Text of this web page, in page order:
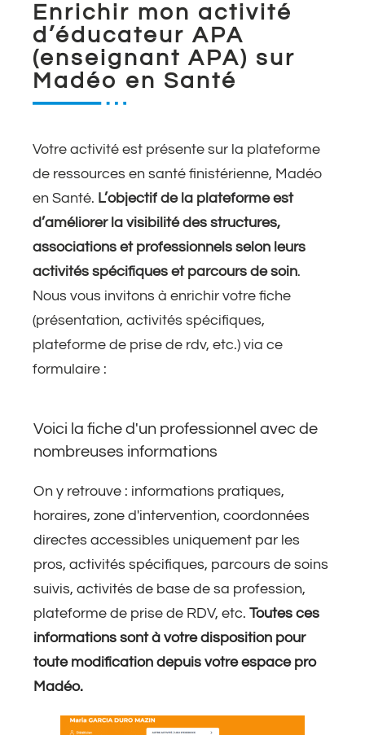
Enrichir mon activité
d’éducateur APA
(enseignant APA) sur
Madéo en Santé
Votre activité est présente sur la plateforme
de ressources en santé finistérienne, Madéo
en Santé. L’objectif de la plateforme est
d’améliorer la visibilité des structures,
associations et professionnels selon leurs
activités spécifiques et parcours de soin.
Nous vous invitons à enrichir votre fiche
(présentation, activités spécifiques,
plateforme de prise de rdv, etc.) via ce
formulaire :
Voici la fiche d'un professionnel avec de
nombreuses informations
On y retrouve : informations pratiques,
horaires, zone d'intervention, coordonnées
directes accessibles uniquement par les
pros, activités spécifiques, parcours de soins
suivis, activités de base de sa profession,
plateforme de prise de RDV, etc. Toutes ces
informations sont à votre disposition pour
toute modification depuis votre espace pro
Madéo.